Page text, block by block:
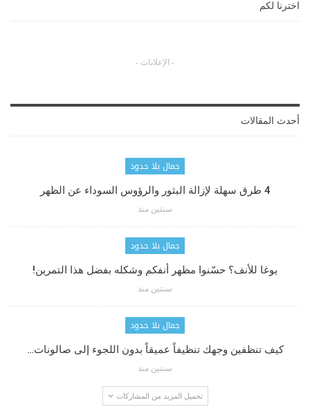
اخترنا لكم
- الإعلانات -
أحدث المقالات
جمال بلا حدود
4 طرق سهلة لإزالة البثور والرؤوس السوداء عن الظهر
سنتين منذ
جمال بلا حدود
يوغا للأنف؟ حسّنوا مظهر أنفكم وشكله بفضل هذا التمرين!
سنتين منذ
جمال بلا حدود
كيف تنظفين وجهك تنظيفاً عميقاً بدون اللجوء إلى صالونات…
سنتين منذ
تحميل المزيد من المشاركات